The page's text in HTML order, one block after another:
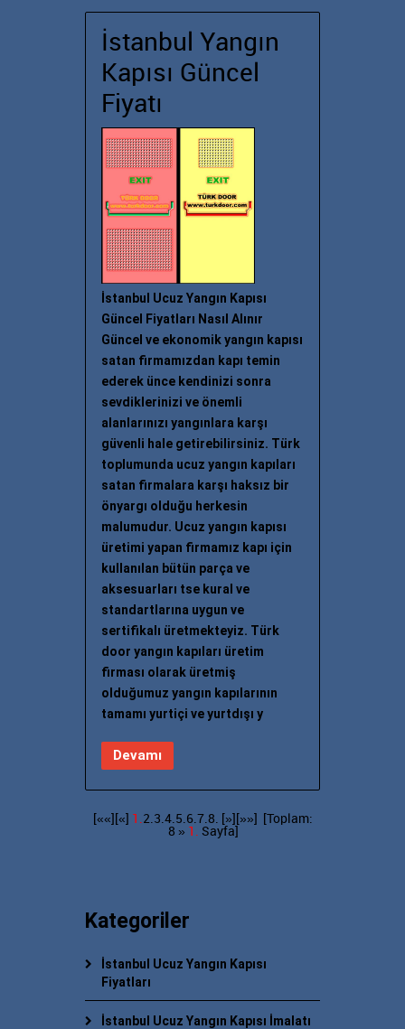
İstanbul Yangın
Kapısı Güncel
Fiyatı
İstanbul Ucuz Yangın Kapısı
Güncel Fiyatları Nasıl Alınır
Güncel ve ekonomik yangın kapısı
satan firmamızdan kapı temin
ederek ünce kendinizi sonra
sevdiklerinizi ve önemli
alanlarınızı yangınlara karşı
güvenli hale getirebilirsiniz. Türk
toplumunda ucuz yangın kapıları
satan firmalara karşı haksız bir
önyargı olduğu herkesin
malumudur. Ucuz yangın kapısı
üretimi yapan firmamız kapı için
kullanılan bütün parça ve
aksesuarları tse kural ve
standartlarına uygun ve
sertifikalı üretmekteyiz. Türk
door yangın kapıları üretim
firması olarak üretmiş
olduğumuz yangın kapılarının
tamamı yurtiçi ve yurtdışı y
Devamı
[««][«] 1. 2. 3. 4. 5. 6. 7. 8. [»] [»»]
[Toplam:
8 » 1. Sayfa]
Kategoriler
İstanbul Ucuz Yangın Kapısı
Fiyatları
İstanbul Ucuz Yangın Kapısı İmalatı